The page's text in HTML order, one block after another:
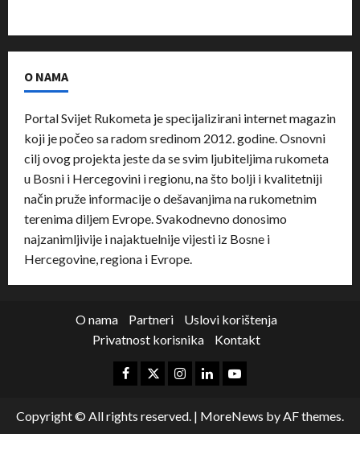
O NAMA
Portal Svijet Rukometa je specijalizirani internet magazin
koji je počeo sa radom sredinom 2012. godine. Osnovni
cilj ovog projekta jeste da se svim ljubiteljima rukometa
u Bosni i Hercegovini i regionu, na što bolji i kvalitetniji
način pruže informacije o dešavanjima na rukometnim
terenima diljem Evrope. Svakodnevno donosimo
najzanimljivije i najaktuelnije vijesti iz Bosne i
Hercegovine, regiona i Evrope.
O nama Partneri
Uslovi korištenja
Privatnost korisnika
Kontakt
Copyright © All rights reserved. | MoreNews by AF themes.